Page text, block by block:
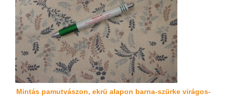
Mintás pamutvászon, ekrü alapon barna-szürke virágos-